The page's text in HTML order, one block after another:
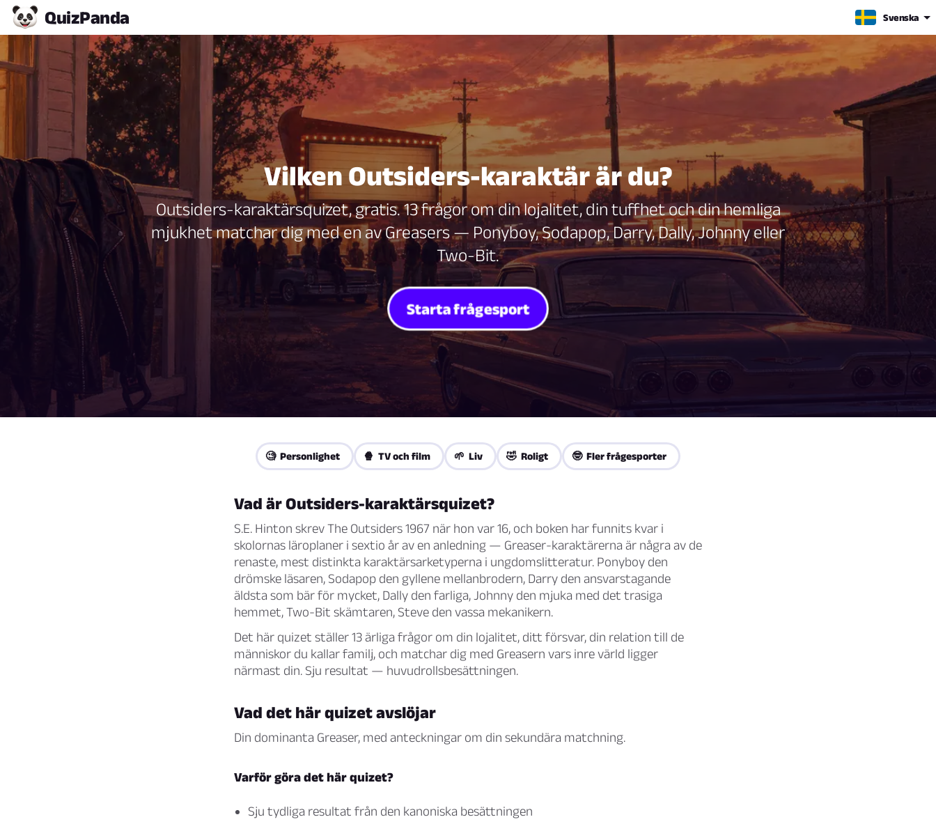
QuizPanda Svenska
Vilken Outsiders-karaktär är du?
Outsiders-karaktärsquizet, gratis. 13 frågor om din lojalitet, din tuffhet och din hemliga
mjukhet matchar dig med en av Greasers — Ponyboy, Sodapop, Darry, Dally, Johnny eller
Two-Bit.
Starta frågesport
🧐 Personlighet 🍿 TV och film 🌱 Liv 🤣 Roligt 🤓 Fler frågesporter
Vad är Outsiders-karaktärsquizet?
S.E. Hinton skrevThe Outsiders1967 när hon var 16, och boken har funnits kvar i
skolornas läroplaner i sextio år av en anledning — Greaser-karaktärerna är några av de
renaste, mest distinkta karaktärsarketyperna i ungdomslitteratur. Ponyboy den
drömske läsaren, Sodapop den gyllene mellanbrodern, Darry den ansvarstagande
äldsta som bär för mycket, Dally den farliga, Johnny den mjuka med det trasiga
hemmet, Two-Bit skämtaren, Steve den vassa mekanikern.
Det här quizet ställer 13 ärliga frågor om din lojalitet, ditt försvar, din relation till de
människor du kallar familj, och matchar dig med Greasern vars inre värld ligger
närmast din. Sju resultat — huvudrollsbesättningen.
Vad det här quizet avslöjar
Din dominanta Greaser, med anteckningar om din sekundära matchning.
Varför göra det här quizet?
Sju tydliga resultat från den kanoniska besättningen